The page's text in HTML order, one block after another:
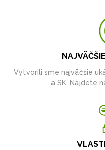
Vytvorili sme najväčšie
a SK. Nájdete